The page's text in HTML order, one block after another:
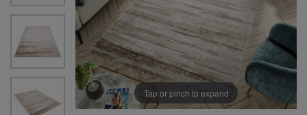
Tap or pinch to expand